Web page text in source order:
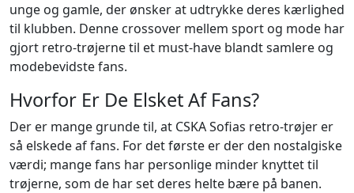
unge og gamle, der ønsker at udtrykke deres kærlighed
til klubben. Denne crossover mellem sport og mode har
gjort retro-trøjerne til et must-have blandt samlere og
modebevidste fans.
Hvorfor Er De Elsket Af Fans?
Der er mange grunde til, at CSKA Sofias retro-trøjer er
så elskede af fans. For det første er der den nostalgiske
værdi; mange fans har personlige minder knyttet til
trøjerne, som de har set deres helte bære på banen.